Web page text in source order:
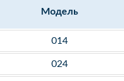
Модель
014
024